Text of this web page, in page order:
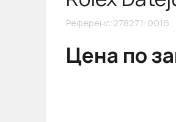
Референс:278271-0016
Цена по